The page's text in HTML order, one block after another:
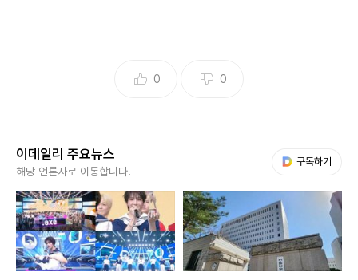
다만 당기순이익은 41억원 적자를 기록했다.
일회성으로 반영된 결과”라며 “이를 제외한 실질적인 당기순
이익은 11억원 수준”이라고 설명했다.
이어 “AI와 HBM(고대역폭메모리) 반도체 업황 개선으로 매
출과 영업이익이 큰 폭으로 성장했다. 반도체 시장 호황과 신
0 0
이데일리 주요뉴스
해당 언론사로 이동합니다.
구독하기